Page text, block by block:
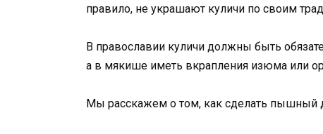
правило, не украшают куличи по своим
В православии куличи должны быть
а в мякише иметь вкрапления изюма или
Мы расскажем о том, как сделать пышный